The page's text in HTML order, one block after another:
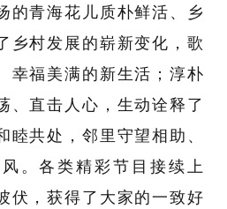
的青海花儿质朴鲜活、乡
乡村发展的崭新变化，歌
幸福美满的新生活；淳朴
、直击人心，生动诠释了
共处，邻里守望相助、
。各类精彩节目接续上
伏，获得了大家的一致好